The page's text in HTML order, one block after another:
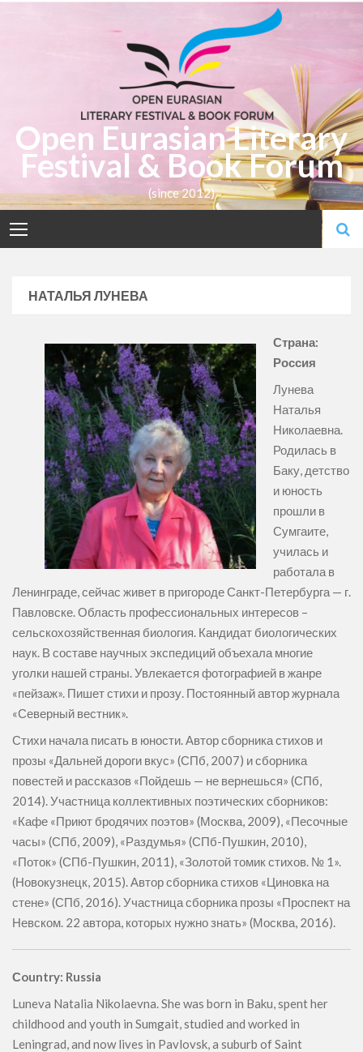
Open Eurasian Literary
Festival & Book Forum
(since 2012)
НАТАЛЬЯ ЛУНЕВА
Страна:
Россия
Лунева
Наталья
Николаевна.
Родилась в
Баку, детство
и юность
прошли в
Сумгаите,
училась и
работала в
Ленинграде, сейчас живет в пригороде Санкт-Петербурга — г.
Павловске. Область профессиональных интересов –
сельскохозяйственная биология. Кандидат биологических
наук. В составе научных экспедиций объехала многие
уголки нашей страны. Увлекается фотографией в жанре
«пейзаж». Пишет стихи и прозу. Постоянный автор журнала
«Северный вестник».
Стихи начала писать в юности. Автор сборника стихов и
прозы «Дальней дороги вкус» (СПб, 2007) и сборника
повестей и рассказов «Пойдешь — не вернешься» (СПб,
2014). Участница коллективных поэтических сборников:
«Кафе «Приют бродячих поэтов» (Москва, 2009), «Песочные
часы» (СПб, 2009), «Раздумья» (СПб-Пушкин, 2010),
«Поток» (СПб-Пушкин, 2011), «Золотой томик стихов. № 1».
(Новокузнецк, 2015). Автор сборника стихов «Циновка на
стене» (СПб, 2016). Участница сборника прозы «Проспект на
Невском. 22 автора, которых нужно знать» (Москва, 2016).
Сountry: Russia
Luneva Natalia Nikolaevna. She was born in Baku, spent her
childhood and youth in Sumgait, studied and worked in
Leningrad, and now lives in Pavlovsk, a suburb of Saint